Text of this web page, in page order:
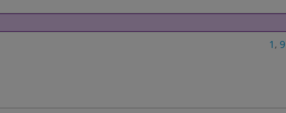
1 , 9